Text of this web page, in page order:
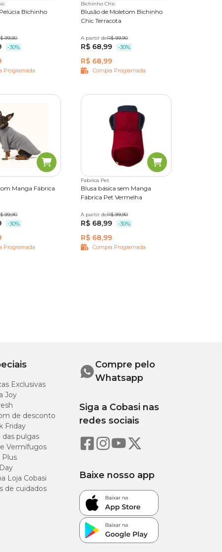
são
de
no
de
a
o
Bichinho
M G
99,90
-30%
Programada
Bichinho Chic
Blusão de Moletom Bichinho
Chic Terracota
PP P M G
A partir deR$ 99,90
R$ 68,99 -30%
R$ 68,99
Compra Programada
Manga Fábrica
M G
99,90
-30%
Programada
Fabrica Pet
Blusa básica sem Manga
Fábrica Pet Vermelha
PP P M G
A partir deR$ 99,90
R$ 68,99 -30%
R$ 68,99
Compra Programada
Exclusivas
Joy
de desconto
Friday
das pulgas
Vermífugos
Plus
Loja Cobasi
de cuidados
Compre pelo
Whatsapp
Siga a Cobasi nas
redes sociais
Baixe nosso app